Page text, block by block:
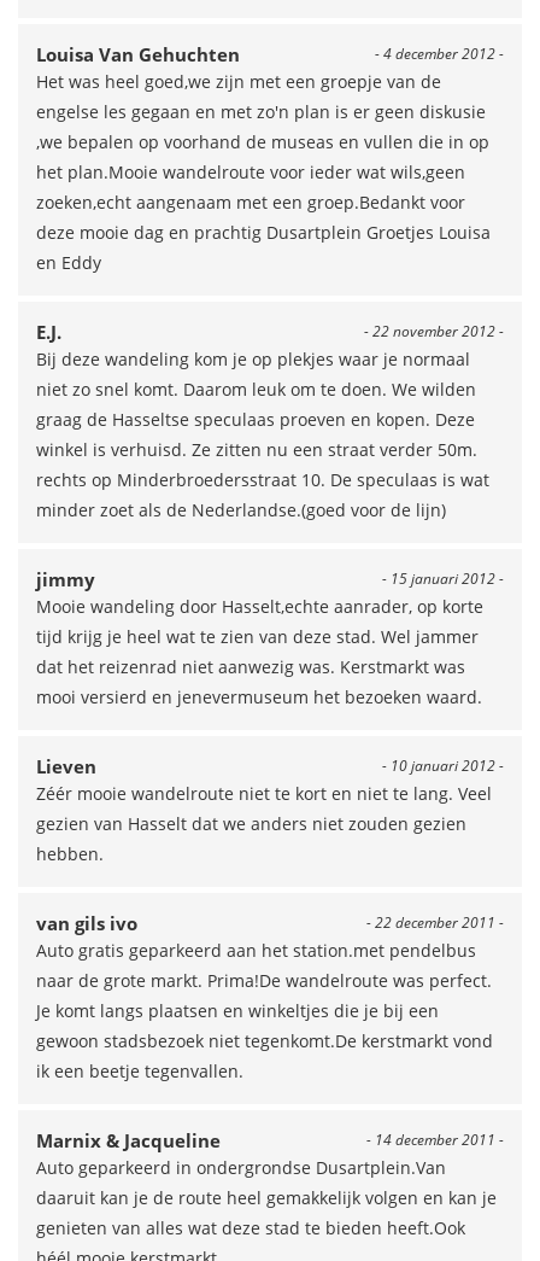
- 4 december 2012 -
Louisa Van Gehuchten
Het was heel goed,we zijn met een groepje van de
engelse les gegaan en met zo'n plan is er geen diskusie
,we bepalen op voorhand de museas en vullen die in op
het plan.Mooie wandelroute voor ieder wat wils,geen
zoeken,echt aangenaam met een groep.Bedankt voor
deze mooie dag en prachtig Dusartplein Groetjes Louisa
en Eddy
- 22 november 2012 -
E.J.
Bij deze wandeling kom je op plekjes waar je normaal
niet zo snel komt. Daarom leuk om te doen. We wilden
graag de Hasseltse speculaas proeven en kopen. Deze
winkel is verhuisd. Ze zitten nu een straat verder 50m.
rechts op Minderbroedersstraat 10. De speculaas is wat
minder zoet als de Nederlandse.(goed voor de lijn)
- 15 januari 2012 -
jimmy
Mooie wandeling door Hasselt,echte aanrader, op korte
tijd krijg je heel wat te zien van deze stad. Wel jammer
dat het reizenrad niet aanwezig was. Kerstmarkt was
mooi versierd en jenevermuseum het bezoeken waard.
- 10 januari 2012 -
Lieven
Zéér mooie wandelroute niet te kort en niet te lang. Veel
gezien van Hasselt dat we anders niet zouden gezien
hebben.
- 22 december 2011 -
van gils ivo
Auto gratis geparkeerd aan het station.met pendelbus
naar de grote markt. Prima!De wandelroute was perfect.
Je komt langs plaatsen en winkeltjes die je bij een
gewoon stadsbezoek niet tegenkomt.De kerstmarkt vond
ik een beetje tegenvallen.
- 14 december 2011 -
Marnix & Jacqueline
Auto geparkeerd in ondergrondse Dusartplein.Van
daaruit kan je de route heel gemakkelijk volgen en kan je
genieten van alles wat deze stad te bieden heeft.Ook